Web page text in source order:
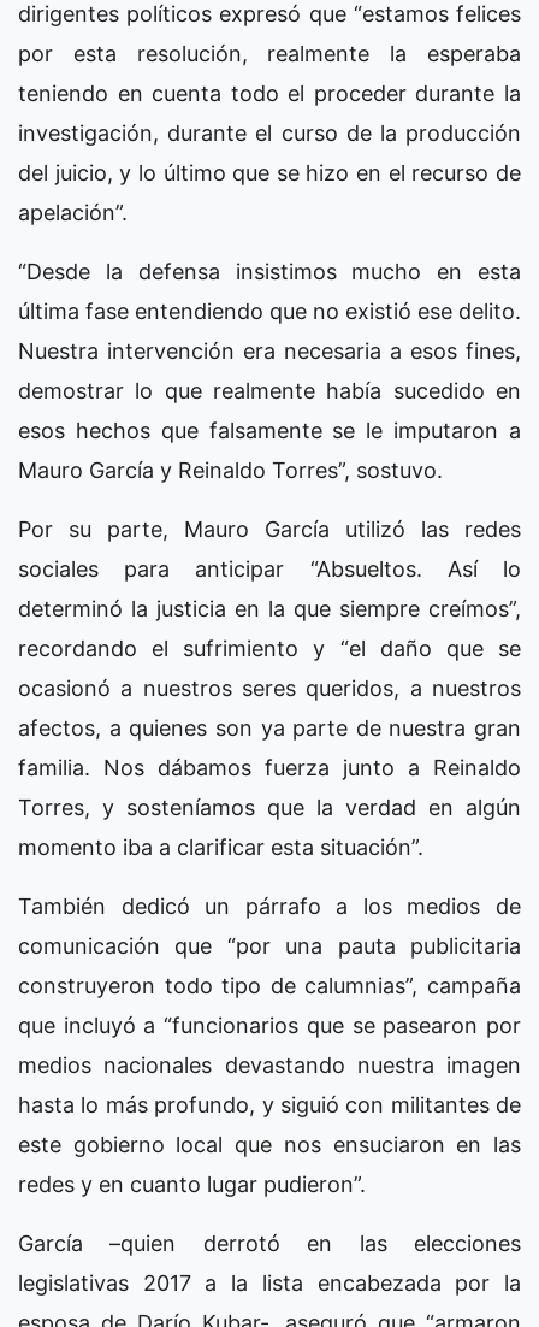
dirigentes políticos expresó que “estamos felices
por esta resolución, realmente la esperaba
teniendo en cuenta todo el proceder durante la
investigación, durante el curso de la producción
del juicio, y lo último que se hizo en el recurso de
apelación”.
“Desde la defensa insistimos mucho en esta
última fase entendiendo que no existió ese delito.
Nuestra intervención era necesaria a esos fines,
demostrar lo que realmente había sucedido en
esos hechos que falsamente se le imputaron a
Mauro García y Reinaldo Torres”, sostuvo.
Por su parte, Mauro García utilizó las redes
sociales para anticipar “Absueltos. Así lo
determinó la justicia en la que siempre creímos”,
recordando el sufrimiento y “el daño que se
ocasionó a nuestros seres queridos, a nuestros
afectos, a quienes son ya parte de nuestra gran
familia. Nos dábamos fuerza junto a Reinaldo
Torres, y sosteníamos que la verdad en algún
momento iba a clarificar esta situación”.
También dedicó un párrafo a los medios de
comunicación que “por una pauta publicitaria
construyeron todo tipo de calumnias”, campaña
que incluyó a “funcionarios que se pasearon por
medios nacionales devastando nuestra imagen
hasta lo más profundo, y siguió con militantes de
este gobierno local que nos ensuciaron en las
redes y en cuanto lugar pudieron”.
García –quien derrotó en las elecciones
legislativas 2017 a la lista encabezada por la